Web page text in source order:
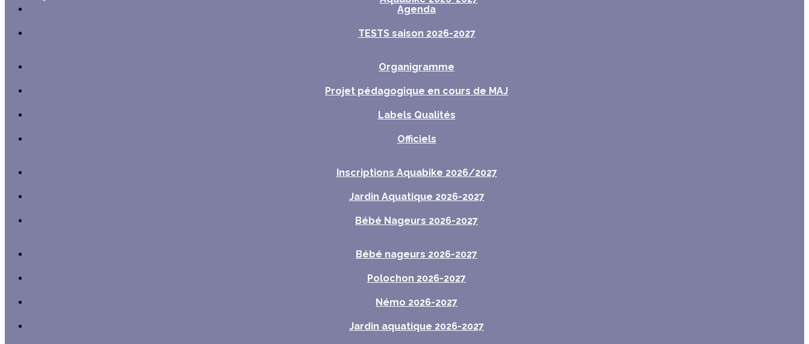
Agenda
TESTS saison 2026-2027
Organigramme
Projet pédagogique en cours de MAJ
Labels Qualités
Officiels
Inscriptions Aquabike 2026/2027
Jardin Aquatique 2026-2027
Bébé Nageurs 2026-2027
Bébé nageurs 2026-2027
Polochon 2026-2027
Némo 2026-2027
Jardin aquatique 2026-2027